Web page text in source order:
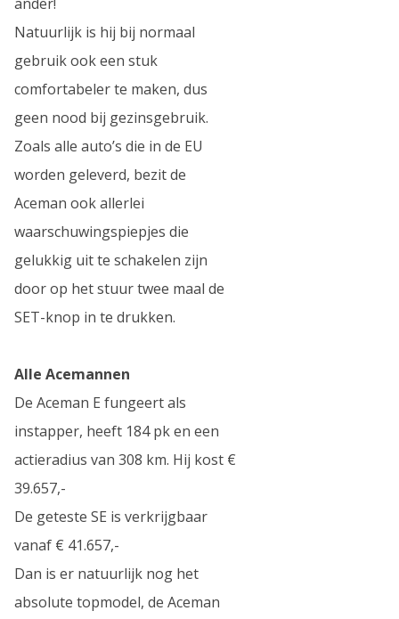
Natuurlijk is hij bij normaal
gebruik ook een stuk
comfortabeler te maken, dus
geen nood bij gezinsgebruik.
Zoals alle auto’s die in de EU
worden geleverd, bezit de
Aceman ook allerlei
waarschuwingspiepjes die
gelukkig uit te schakelen zijn
door op het stuur twee maal de
SET-knop in te drukken.
Alle Acemannen
De Aceman E fungeert als
instapper, heeft 184 pk en een
actieradius van 308 km. Hij kost €
39.657,-
De geteste SE is verkrijgbaar
vanaf € 41.657,-
Dan is er natuurlijk nog het
absolute topmodel, de Aceman